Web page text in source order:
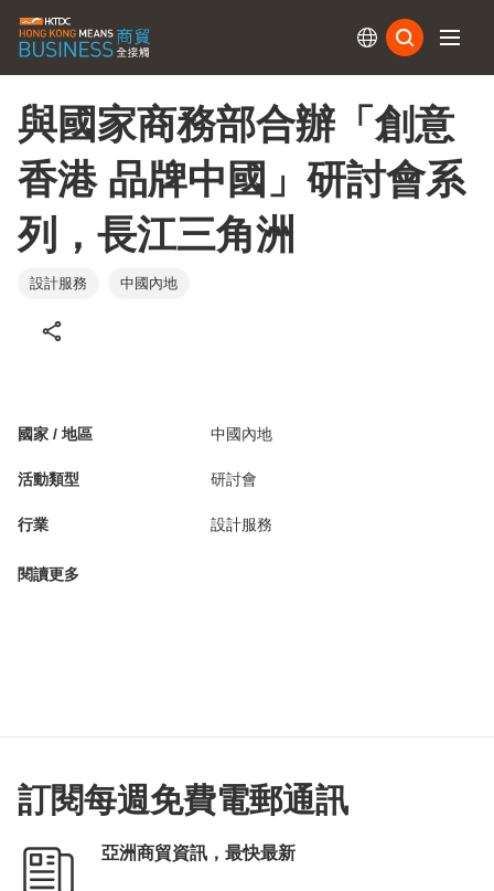
與國家商務部合辦「創意
香港 品牌中國」研討會系
列，長江三角洲
設計服務 中國內地
國家 / 地區 中國內地
活動類型 研討會
行業 設計服務
閱讀更多
訂閱每週免費電郵通訊
亞洲商貿資訊，最快最新